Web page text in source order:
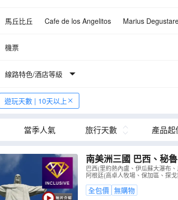
10月
11月 12月
馬丘比丘 Cafe de los Angelitos Marius
機票
線路特色/酒店等級
遊玩天數 | 10天以上
當季人氣 旅行天數 產品起
南美洲三國 巴西、秘
型觀光飛機，鳥瞰納
園區，河、陸、空不同
巴西(里約熱內盧、伊瓜蘇大瀑布
阿根廷(高卓人牧場、保加區、探
全包價 無購物